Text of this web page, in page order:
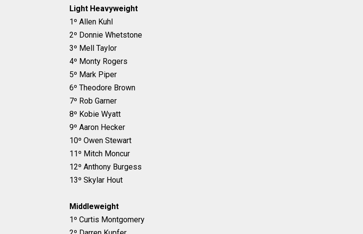
Light Heavyweight
1º Allen Kuhl
2º Donnie Whetstone
3º Mell Taylor
4º Monty Rogers
5º Mark Piper
6º Theodore Brown
7º Rob Garner
8º Kobie Wyatt
9º Aaron Hecker
10º Owen Stewart
11º Mitch Moncur
12º Anthony Burgess
13º Skylar Hout
Middleweight
1º Curtis Montgomery